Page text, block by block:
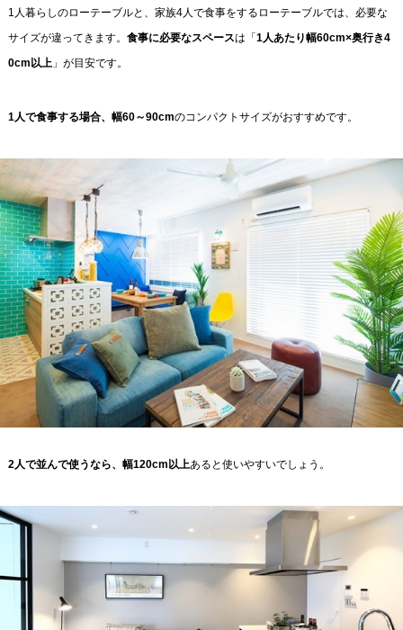
1人暮らしのローテーブルと、家族4人で食事をするローテーブルでは、必要な
サイズが違ってきます。食事に必要なスペースは「1人あたり幅60cm×奥行き4
0cm以上 」が目安です。
1人で食事する場合、幅60～90cmのコンパクトサイズがおすすめです。
2人で並んで使うなら、幅120cm以上あると使いやすいでしょう。